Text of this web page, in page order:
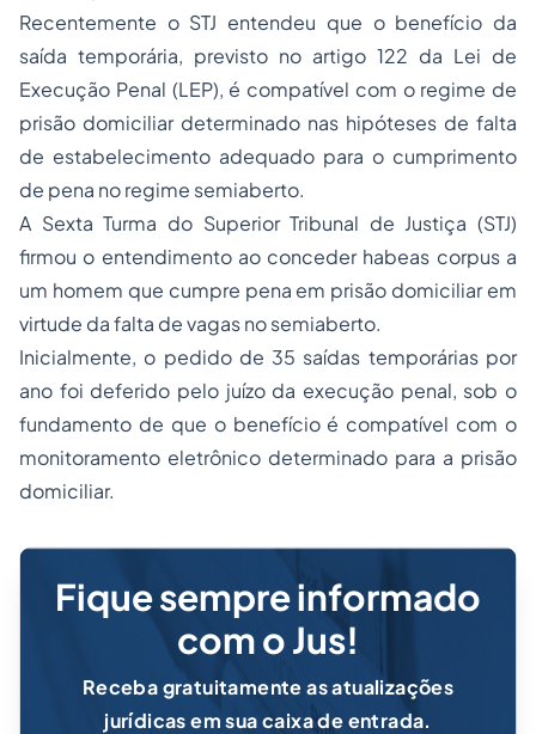
Recentemente o STJ ​entendeu que o benefício da
saída temporária, previsto no artigo 122 da Lei de
Execução Penal (LEP), é compatível com o regime de
prisão domiciliar determinado nas hipóteses de falta
de estabelecimento adequado para o cumprimento
de pena no regime semiaberto.
A Sexta Turma do Superior Tribunal de Justiça (STJ)
firmou o entendimento ao conceder habeas corpus a
um homem que cumpre pena em prisão domiciliar em
virtude da falta de vagas no semiaberto.
Inicialmente, o pedido de 35 saídas temporárias por
ano foi deferido pelo juízo da execução penal, sob o
fundamento de que o benefício é compatível com o
monitoramento eletrônico determinado para a prisão
domiciliar.
Fique sempre informado
com o Jus!
Receba gratuitamente as atualizações
jurídicas em sua caixa de entrada.